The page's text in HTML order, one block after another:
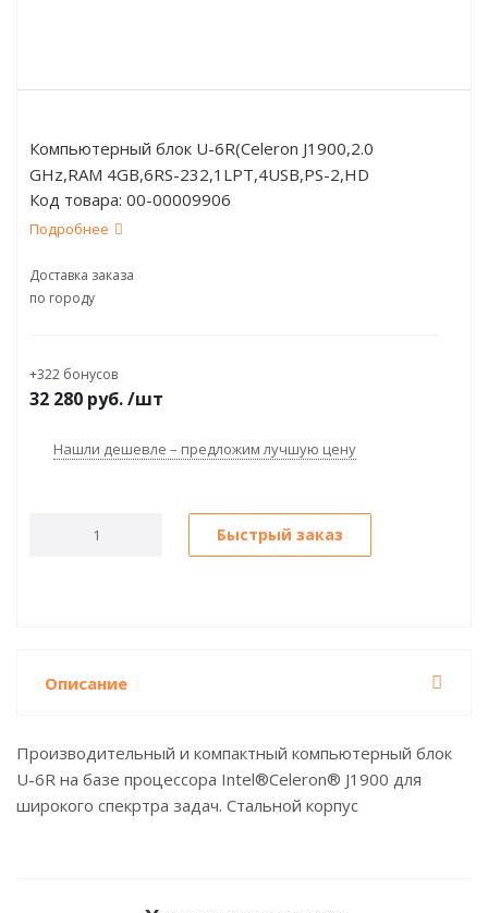
Компьютерный блок U-6R(Celeron J1900,2.0
GHz,RAM 4GB,6RS-232,1LPT,4USB,PS-2,HD
500,WinPOS7emb)беж.
Код товара: 00-00009906
Подробнее
Доставка заказа
по городу
+322 бонусов
32 280 руб./шт
Нашли дешевле – предложим лучшую цену
Быстрый заказ
Описание
Производительный и компактный компьютерный блок
U-6R на базе процессора Intel®Celeron® J1900 для
широкого спекртра задач. Стальной корпус